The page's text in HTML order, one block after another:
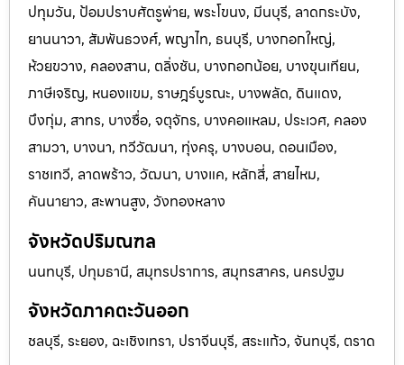
ปทุมวัน, ป้อมปราบศัตรูพ่าย, พระโขนง, มีนบุรี, ลาดกระบัง,
ยานนาวา, สัมพันธวงศ์, พญาไท, ธนบุรี, บางกอกใหญ่,
ห้วยขวาง, คลองสาน, ตลิ่งชัน, บางกอกน้อย, บางขุนเทียน,
ภาษีเจริญ, หนองแขม, ราษฎร์บูรณะ, บางพลัด, ดินแดง,
บึงกุ่ม, สาทร, บางซื่อ, จตุจักร, บางคอแหลม, ประเวศ, คลอง
สามวา, บางนา, ทวีวัฒนา, ทุ่งครุ, บางบอน, ดอนเมือง,
ราชเทวี, ลาดพร้าว, วัฒนา, บางแค, หลักสี่, สายไหม,
คันนายาว, สะพานสูง, วังทองหลาง
จังหวัดปริมณฑล
นนทบุรี, ปทุมธานี, สมุทรปราการ, สมุทรสาคร, นครปฐม
จังหวัดภาคตะวันออก
ชลบุรี, ระยอง, ฉะเชิงเทรา, ปราจีนบุรี, สระแก้ว, จันทบุรี, ตราด